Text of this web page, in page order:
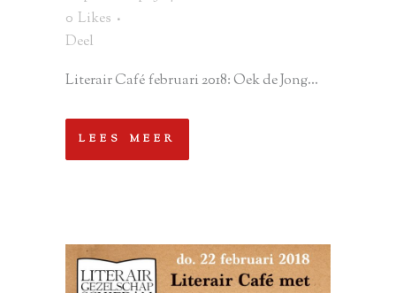
0 Likes
Deel
Literair Café februari 2018: Oek de Jong...
LEES MEER